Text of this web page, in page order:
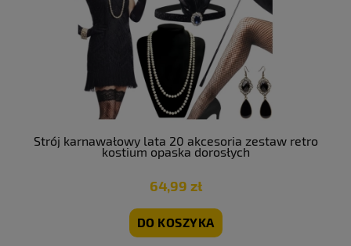
Strój karnawałowy lata 20 akcesoria zestaw retro
kostium opaska dorosłych
64,99 zł
DO KOSZYKA